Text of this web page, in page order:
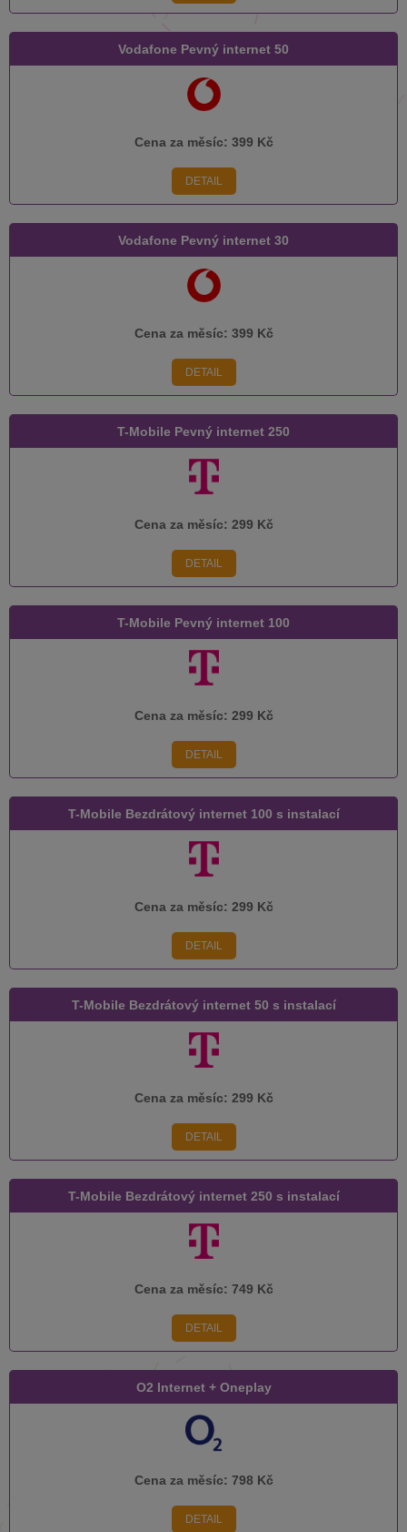
Vodafone Pevný internet 50
Cena za měsíc: 399 Kč
DETAIL
Vodafone Pevný internet 30
Cena za měsíc: 399 Kč
DETAIL
T-Mobile Pevný internet 250
Cena za měsíc: 299 Kč
DETAIL
T-Mobile Pevný internet 100
Cena za měsíc: 299 Kč
DETAIL
T-Mobile Bezdrátový internet 100 s instalací
Cena za měsíc: 299 Kč
DETAIL
T-Mobile Bezdrátový internet 50 s instalací
Cena za měsíc: 299 Kč
DETAIL
T-Mobile Bezdrátový internet 250 s instalací
Cena za měsíc: 749 Kč
DETAIL
O2 Internet + Oneplay
Cena za měsíc: 798 Kč
DETAIL